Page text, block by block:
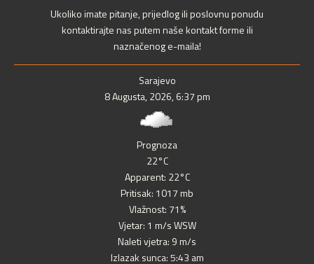
Ukoliko imate pitanje, prijedlog ili poslovnu ponudu
kontaktirajte nas putem naše kontakt forme ili
naznačenog e-maila!
Sarajevo
8 Augusta, 2026, 6:37 pm
Prognoza
22°C
Apparent: 22°C
Pritisak: 1017 mb
Vlažnost: 71%
Vjetar: 1 m/s WSW
Naleti vjetra: 9 m/s
Izlazak sunca: 5:43 am